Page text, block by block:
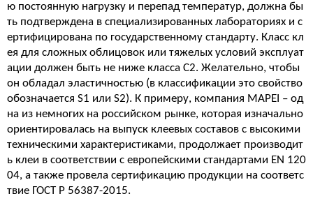
ю постоянную нагрузку и перепад температур, должна бы
ть подтверждена в специализированных лабораториях и с
ертифицирована по государственному стандарту. Класс кл
ея для сложных облицовок или тяжелых условий эксплуат
ации должен быть не ниже класса С2. Желательно, чтобы
он обладал эластичностью (в классификации это свойство
обозначается S1 или S2). К примеру, компания MAPEI – од
на из немногих на российском рынке, которая изначально
ориентировалась на выпуск клеевых составов с высокими
техническими характеристиками, продолжает производит
ь клеи в соответствии с европейскими стандартами EN 120
04, а также провела сертификацию продукции на соответс
твие ГОСТ Р 56387-2015.